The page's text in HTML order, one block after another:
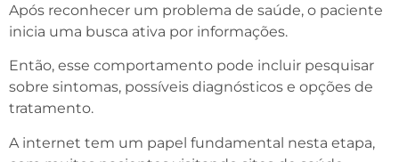
Após reconhecer um problema de saúde, o paciente
inicia uma busca ativa por informações.
Então, esse comportamento pode incluir pesquisar
sobre sintomas, possíveis diagnósticos e opções de
tratamento.
A internet tem um papel fundamental nesta etapa,